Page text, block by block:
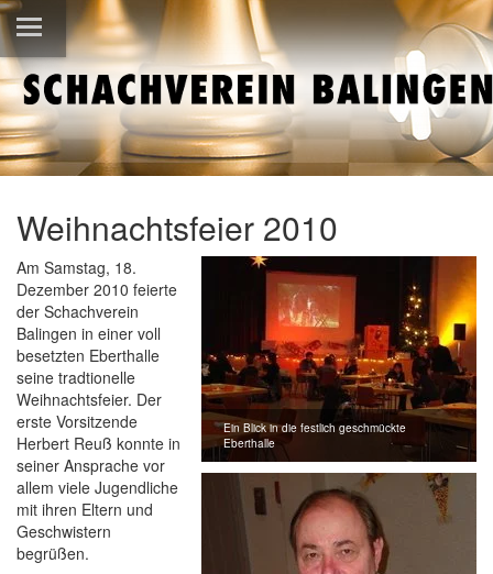
Weihnachtsfeier 2010
Ein Blick in die festlich geschmückte
Eberthalle
Am Samstag, 18.
Dezember 2010 feierte
der Schachverein
Balingen in einer voll
besetzten Eberthalle
seine tradtionelle
Weihnachtsfeier. Der
erste Vorsitzende
Herbert Reuß konnte in
seiner Ansprache vor
allem viele Jugendliche
mit ihren Eltern und
Geschwistern
begrüßen.